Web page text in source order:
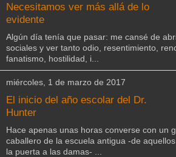
Necesitamos ver más allá de lo
evidente
Algún día tenía que pasar: me cansé de
sociales y ver tanto odio, resentimiento,
fanatismo, hostilidad, i...
miércoles, 1 de marzo de 2017
El inicio del año escolar del Dr.
Hunter
Hace apenas unas horas converse con un
caballero de la escuela antigua -de
la puerta a las damas- ...